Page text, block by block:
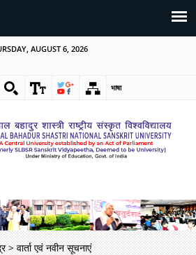
AUGUST 6, 2026
भाषा
> वार्ता एवं नवीन सूचनाएं